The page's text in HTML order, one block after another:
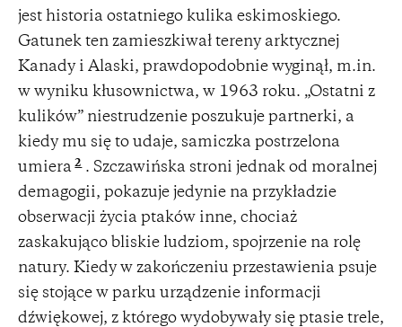
jest historia ostatniego kulika eskimoskiego.
Gatunek ten zamieszkiwał tereny arktycznej
Kanady i Alaski, prawdopodobnie wyginął, m.in.
w wyniku kłusownictwa, w 1963 roku. „Ostatni z
kulików” niestrudzenie poszukuje partnerki, a
kiedy mu się to udaje, samiczka postrzelona
umiera 2 . Szczawińska stroni jednak od moralnej
demagogii, pokazuje jedynie na przykładzie
obserwacji życia ptaków inne, chociaż
zaskakująco bliskie ludziom, spojrzenie na rolę
natury. Kiedy w zakończeniu przestawienia psuje
się stojące w parku urządzenie informacji
dźwiękowej, z którego wydobywały się ptasie trele,